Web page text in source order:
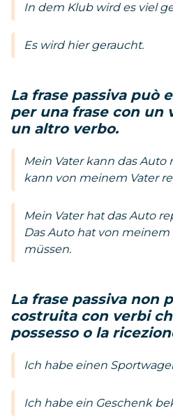
In dem Klub wird es viel
Es wird hier geraucht.
La frase passiva può
per una frase con un
un altro verbo.
Mein Vater kann das Auto
kann von meinem Vater
Mein Vater hat das Auto
Das Auto hat von
müssen.
La frase passiva non
costruita con verbi
possesso o la
Ich habe einen
Ich habe ein Geschenk